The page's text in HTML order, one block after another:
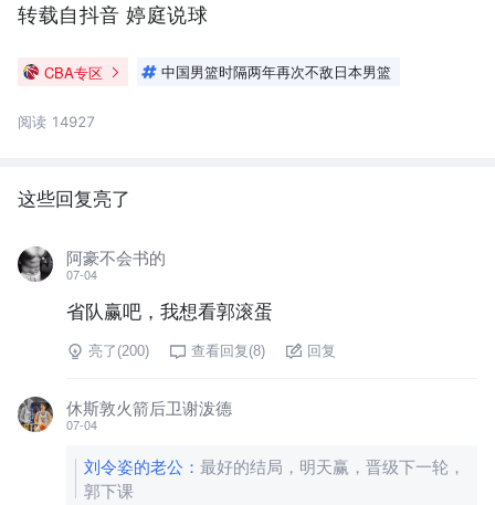
转载自抖音 婷庭说球
CBA专区 中国男篮时隔两年再次不敌日本男篮
阅读 14927
这些回复亮了
阿豪不会书的
07-04
省队赢吧，我想看郭滚蛋
亮了(200) 查看回复(8) 回复
休斯敦火箭后卫谢泼德
07-04
刘令姿的老公 ： 最好的结局，明天赢，晋级下一轮，
郭下课